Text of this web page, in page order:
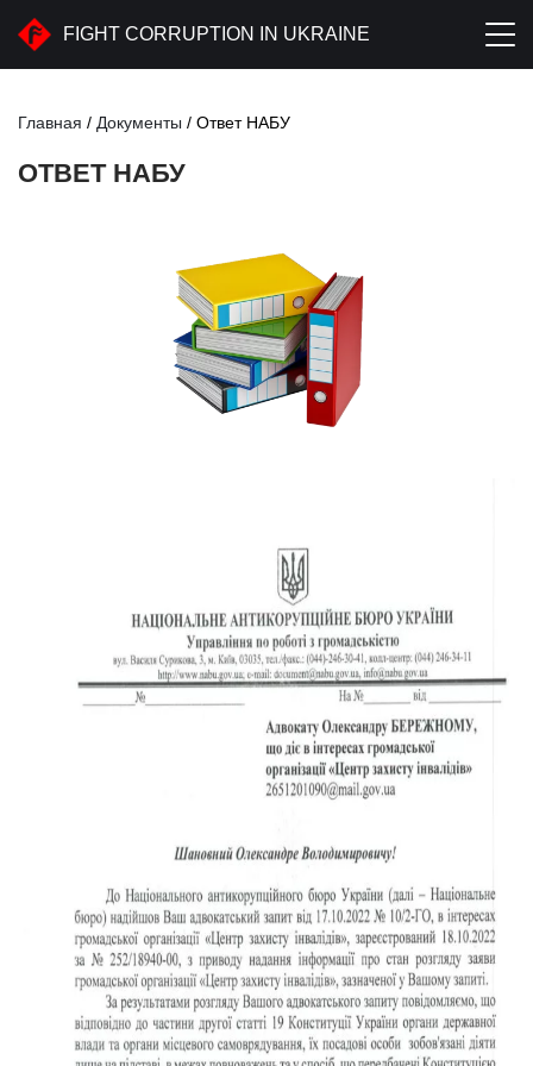
FIGHT CORRUPTION IN UKRAINE
Главная / Документы / Ответ НАБУ
ОТВЕТ НАБУ